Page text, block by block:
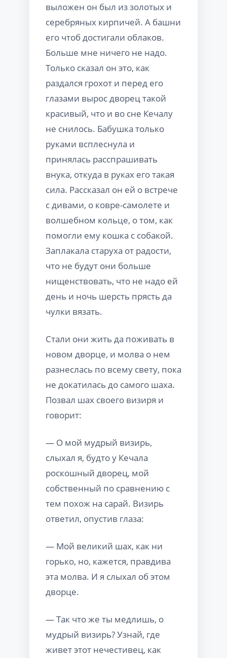
выложен он был из золотых и
серебряных кирпичей. А башни
его чтоб достигали облаков.
Больше мне ничего не надо.
Только сказал он это, как
раздался грохот и перед его
глазами вырос дворец такой
красивый, что и во сне Кечалу
не снилось. Бабушка только
руками всплеснула и
принялась расспрашивать
внука, откуда в руках его такая
сила. Рассказал он ей о встрече
с дивами, о ковре-самолете и
волшебном кольце, о том, как
помогли ему кошка с собакой.
Заплакала старуха от радости,
что не будут они больше
нищенствовать, что не надо ей
день и ночь шерсть прясть да
чулки вязать.
Стали они жить да поживать в
новом дворце, и молва о нем
разнеслась по всему свету, пока
не докатилась до самого шаха.
Позвал шах своего визиря и
говорит:
— О мой мудрый визирь,
слыхал я, будто у Кечала
роскошный дворец, мой
собственный по сравнению с
тем похож на сарай. Визирь
ответил, опустив глаза:
— Мой великий шах, как ни
горько, но, кажется, правдива
эта молва. И я слыхал об этом
дворце.
— Так что же ты медлишь, о
мудрый визирь? Узнай, где
живет этот нечестивец, как